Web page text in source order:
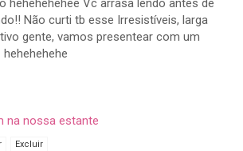
hehehehehee Vc arrasa lendo antes de
Não curti tb esse Irresistíveis, larga
gente, vamos presentear com um
na nossa estante
Excluir